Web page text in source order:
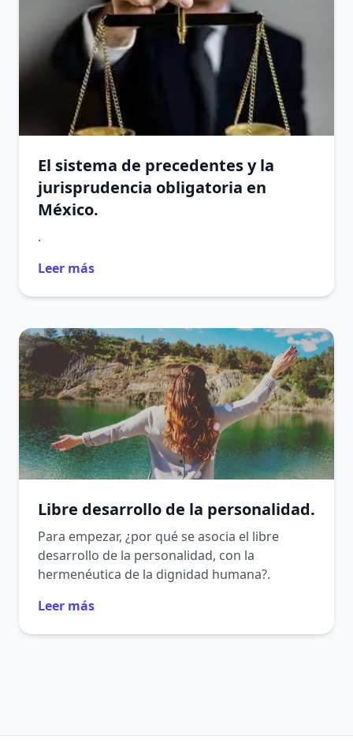
El sistema de precedentes y la
jurisprudencia obligatoria en
México.
.
Leer más
Libre desarrollo de la personalidad.
Para empezar, ¿por qué se asocia el libre
desarrollo de la personalidad, con la
hermenéutica de la dignidad humana?.
Leer más